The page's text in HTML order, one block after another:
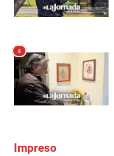
4
Impreso